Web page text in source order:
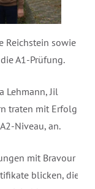
Reichstein sowie
A1-Prüfung.
Lehmann, Jil
traten mit Erfolg
Niveau, an.
mit Bravour
blicken, die